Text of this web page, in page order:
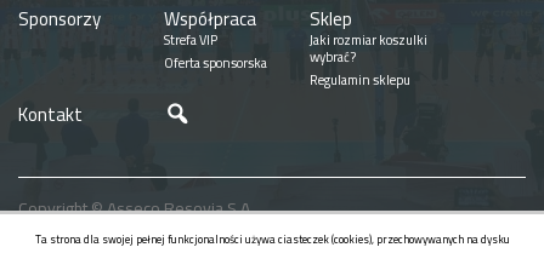
Sponsorzy Współpraca
Strefa VIP
Oferta sponsorska
Sklep
Jaki rozmiar koszulki
wybrać?
Regulamin sklepu
Kontakt
Copyright © Asseco Resovia S.A.
Realizacja
Ta strona dla swojej pełnej funkcjonalności używa ciasteczek (cookies), przechowywanych na dysku